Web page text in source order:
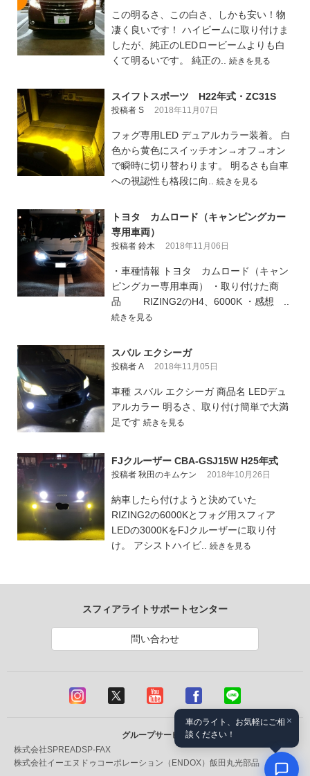
この明るさ、この白さ、しかも安い！物
凄く良いです！ ハイビームに取り付けま
したが、純正のLEDロービームよりも白
くて明るいです。 純正の.. 続きを見る
スイフトスポーツ H22年式・ZC31S
投稿者 S 2018年11月07日
フォグ専用LED デュアルカラー装着。 白
色から黄色にスイッチオン→オフ→オン
で瞬時に切り替わります。 明るさも自車
への視認性も格段に向.. 続きを見る
トヨタ カムロード（キャンピングカー
専用車両）
投稿者 鈴木 2018年11月06日
・車種情報 トヨタ カムロード（キャン
ピングカー専用車両） ・取り付けた商
品 RIZING2のH4、6000K ・感想 ..
続きを見る
スバル エクシーガ
投稿者 A 2018年11月05日
車種 スバル エクシーガ 商品名 LEDデュ
アルカラー 明るさ、取り付け簡単で大満
足です 続きを見る
FJクルーザー CBA-GSJ15W H25年式
投稿者 秋田のキムケン 2018年10月26日
納車したら付けようと決めていた
RIZING2の6000Kとフォグ用スフィア
LEDの3000KをFJクルーザーに取り付
け。 アシストハイビ.. 続きを見る
スフィアライトサポートセンター
問い合わせ
グループサービス
株式会社SPREADSP-FAX
株式会社イーエヌドゥコーポレーション（ENDOX） 飯田丸光部品
×
車のライト、お気軽にご相
談ください！